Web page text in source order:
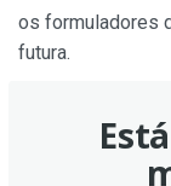
os formuladores
futura.
Principais